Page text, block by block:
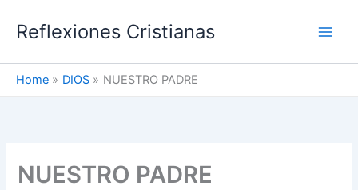
Reflexiones Cristianas
Home DIOS NUESTRO PADRE
NUESTRO PADRE